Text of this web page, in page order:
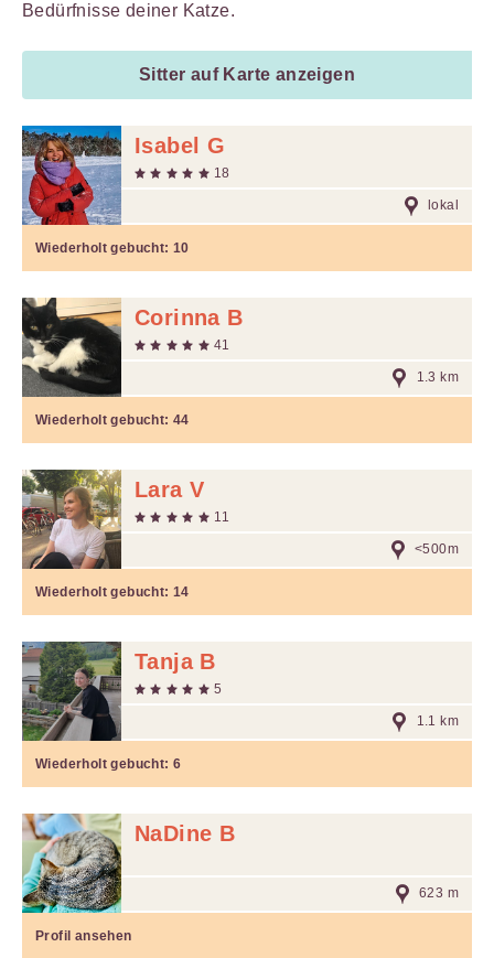
Bedürfnisse deiner Katze.
Sitter auf Karte anzeigen
Isabel G
18
lokal
Wiederholt gebucht:10
Corinna B
41
1.3 km
Wiederholt gebucht:44
Lara V
11
<500m
Wiederholt gebucht:14
Tanja B
5
1.1 km
Wiederholt gebucht:6
NaDine B
623 m
Profil ansehen